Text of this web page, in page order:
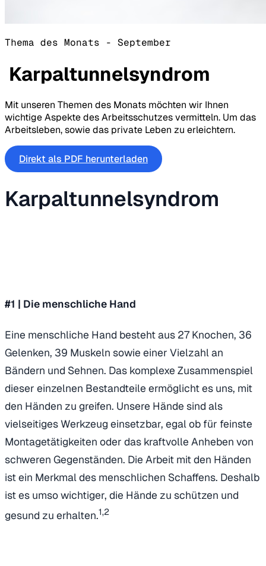
Thema des Monats - September
Karpaltunnelsyndrom
Mit unseren Themen des Monats möchten wir Ihnen
wichtige Aspekte des Arbeitsschutzes vermitteln. Um das
Arbeitsleben, sowie das private Leben zu erleichtern.
Direkt als PDF herunterladen
Karpaltunnelsyndrom
#1 | Die menschliche Hand
Eine menschliche Hand besteht aus 27 Knochen, 36
Gelenken, 39 Muskeln sowie einer Vielzahl an
Bändern und Sehnen. Das komplexe Zusammenspiel
dieser einzelnen Bestandteile ermöglicht es uns, mit
den Händen zu greifen. Unsere Hände sind als
vielseitiges Werkzeug einsetzbar, egal ob für feinste
Montagetätigkeiten oder das kraftvolle Anheben von
schweren Gegenständen. Die Arbeit mit den Händen
ist ein Merkmal des menschlichen Schaffens. Deshalb
ist es umso wichtiger, die Hände zu schützen und
gesund zu erhalten.1,2